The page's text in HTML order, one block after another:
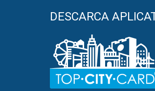
DESCARCA